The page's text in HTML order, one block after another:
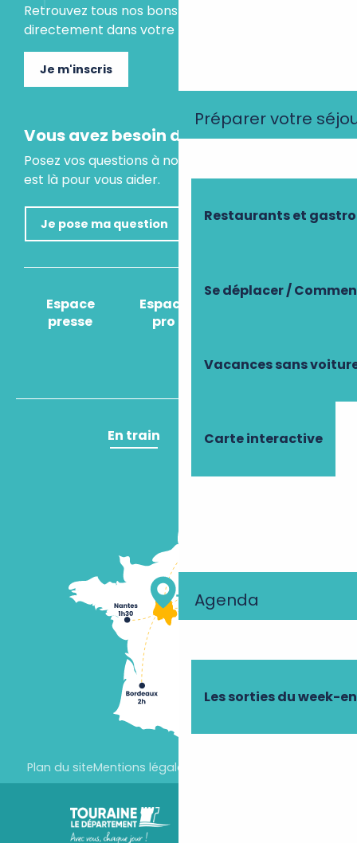
Préparer votre
Restaurants et
Se déplacer /
Vacances sans
Carte interactive
Agenda
Les sorties du week-
Retrouvez tous nos bons plans et idées séjours
directement dans votre boite mail.
Je m'inscris
Vous avez besoin d'un conseil ?
Posez vos questions à notre assistant virtuel, il
est là pour vous aider.
Je pose ma question
Espace
presse
Espace
pro
Comment venir
En train En avion
Plan du siteMentions légales